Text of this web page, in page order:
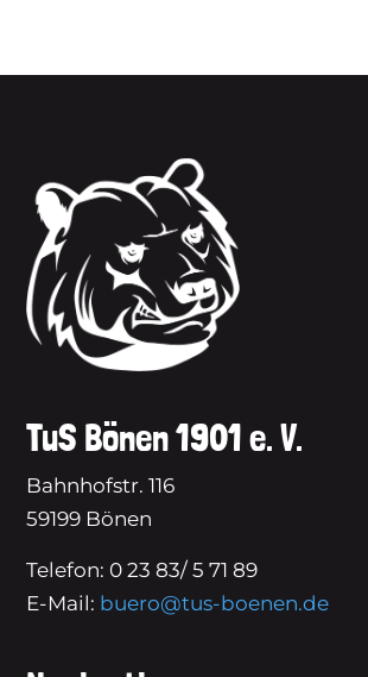
TuS Bönen 1901 e. V.
Bahnhofstr. 116
59199 Bönen
Telefon: 0 23 83/ 5 71 89
E-Mail: buero@tus-boenen.de